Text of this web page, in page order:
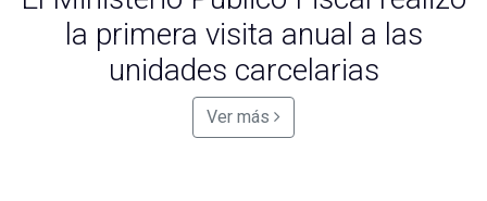
la primera visita anual a las
unidades carcelarias
Ver más